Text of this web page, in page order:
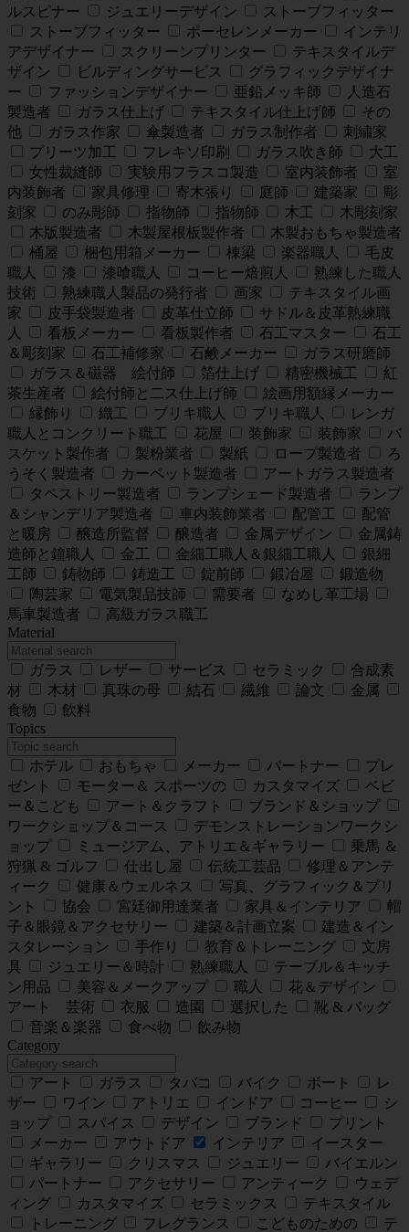
ルスピナー
ジュエリーデザイン
ストーブフィッター
ストーブフィッター
ポーセレンメーカー
インテリ
アデザイナー
スクリーンプリンター
テキスタイルデ
ザイン
ビルディングサービス
グラフィックデザイナ
ー
ファッションデザイナー 亜鉛メッキ師
人造石
製造者
ガラス仕上げ テキスタイル仕上げ師
その
他
ガラス作家 傘製造者 ガラス制作者
刺繍家
プリーツ加工
フレキソ印刷 ガラス吹き師
大工
女性裁縫師
実験用フラスコ製造 室内装飾者
室
内装飾者
家具修理 寄木張り 庭師 建築家
彫
刻家
のみ彫師 指物師 指物師 木工
木彫刻家
木版製造者
木製屋根板製作者
木製おもちゃ製造者
桶屋
梱包用箱メーカー 棟梁 楽器職人
毛皮
職人
漆 漆喰職人 コーヒー焙煎人
熟練した職人
技術
熟練職人製品の発行者 画家
テキスタイル画
家
皮手袋製造者 皮革仕立師
サドル＆皮革熟練職
人
看板メーカー 看板製作者 石工マスター
石工
＆彫刻家
石工補修家 石鹸メーカー
ガラス研磨師
ガラス＆磁器 絵付師
箔仕上げ 精密機械工
紅
茶生産者
絵付師と二ス仕上げ師
絵画用額縁メーカー
縁飾り
織工 ブリキ職人 ブリキ職人
レンガ
職人とコンクリート職工
花屋 装飾家 装飾家
バ
スケット製作者
製粉業者 製紙 ロープ製造者
ろ
うそく製造者
カーペット製造者
アートガラス製造者
タペストリー製造者
ランプシェード製造者
ランプ
＆シャンデリア製造者
車内装飾業者 配管工
配管
と暖房
醸造所監督 醸造者 金属デザイン
金属鋳
造師と鐘職人
金工 金細工職人＆銀細工職人
銀細
工師
鋳物師 鋳造工 錠前師 鍛冶屋
鍛造物
陶芸家
電気製品技師 需要者
なめし革工場
馬車製造者
高級ガラス職工
Material
ガラス レザー サービス セラミック
合成素
材
木材 真珠の母 結石 繊維 論文
金属
食物
飲料
Topics
ホテル おもちゃ メーカー パートナー
プレ
ゼント
モーター＆ スポーツの カスタマイズ
ベビ
ー＆こども
アート＆クラフト
ブランド＆ショップ
ワークショップ＆コース
デモンストレーションワークシ
ョップ
ミュージアム、アトリエ＆ギャラリー
乗馬 ＆
狩猟 & ゴルフ
仕出し屋 伝統工芸品
修理＆アンテ
ィーク
健康＆ウェルネス
写真、グラフィック＆プリ
ント
協会 宮廷御用達業者 家具＆インテリア
帽
子＆眼鏡＆アクセサリー
建築＆計画立案
建造＆イン
スタレーション
手作り 教育＆トレーニング
文房
具
ジュエリー＆時計 熟練職人
テーブル＆キッチ
ン用品
美容＆メークアップ 職人
花＆デザイン
アート 芸術
衣服 造園 選択した
靴 & バッグ
音楽＆楽器
食べ物
飲み物
Category
アート ガラス タバコ バイク ボート
レ
ザー
ワイン アトリエ インドア コーヒー
シ
ョップ
スパイス デザイン ブランド
プリント
メーカー
アウトドア インテリア
イースター
ギャラリー
クリスマス ジュエリー
バイエルン
パートナー
アクセサリー アンティーク
ウェデ
ィング
カスタマイズ セラミックス
テキスタイル
トレーニング
フレグランス こどものための
テ